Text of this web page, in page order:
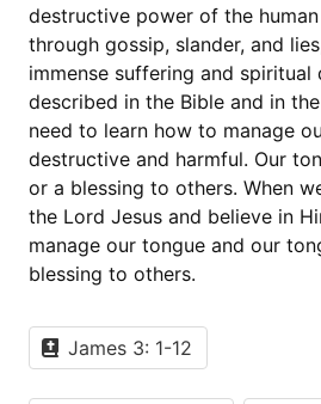
destructive power of the
through gossip, slander, and
immense suffering and spiritual
described in the Bible and in
need to learn how to manage
destructive and harmful. Our
or a blessing to others. When
the Lord Jesus and believe in
manage our tongue and our
blessing to others.
James 3: 1-12